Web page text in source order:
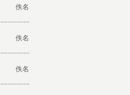
佚名
佚名
佚名